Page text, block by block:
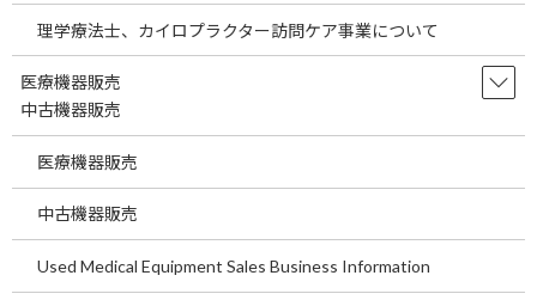
現在海外においては医療事業とともにその他の事業でも有望な
業種が多数あります。現在すでに海外進出の準備をされているお
客様、来医療機関の事業運営をお考えの方にも言えることです
が、最近では医療機関の運営以外の事業も含めて多角的に海外で
の活動を行うお客様も増えておりますので是非投資情報をご確認
下さい。
ご興味のある方は下記までお問い合わせをお願いします。
理学療法士、カイロプラクター訪問ケア事業について
医療機器販売
中古機器販売
医療機器販売
中古機器販売
Used Medical Equipment Sales Business Information